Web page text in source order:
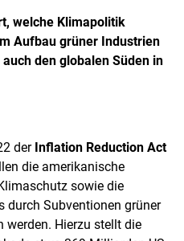
i
o
n
n
welche Klimapolitik
Aufbau grüner Industrien
den globalen Süden in
der Inflation Reduction Act
die amerikanische
sowie die
durch Subventionen grüner
werden. Hierzu stellt die